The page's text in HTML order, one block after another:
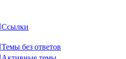
Ссылки
Темы без ответов